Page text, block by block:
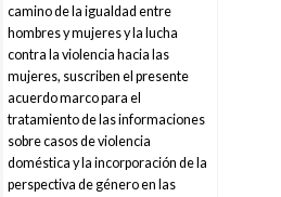
camino de la igualdad entre
hombres y mujeres y la lucha
contra la violencia hacia las
mujeres, suscriben el presente
acuerdo marco para el
tratamiento de las informaciones
sobre casos de violencia
doméstica y la incorporación de la
perspectiva de género en las